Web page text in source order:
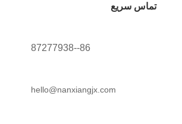
تماس سریع
86--87277938
hello@nanxiangjx.com